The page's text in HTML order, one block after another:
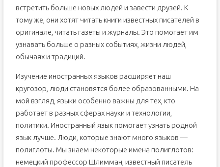
встретить больше новых людей и завести друзей. К
тому же, они хотят читать книги известных писателей в
оригинале, читать газеты и журналы. Это помогает им
узнавать больше о разных событиях, жизни людей,
обычаях и традиций.
Изучение иностранных языков расширяет наш
кругозор, люди становятся более образованными. На
мой взгляд, языки особенно важны для тех, кто
работает в разных сферах науки и технологии,
политики. Иностранный язык помогает узнать родной
язык лучше. Люди, которые знают много языков —
полиглоты. Мы знаем некоторые имена полиглотов:
немецкий профессор Шлимман, известный писатель